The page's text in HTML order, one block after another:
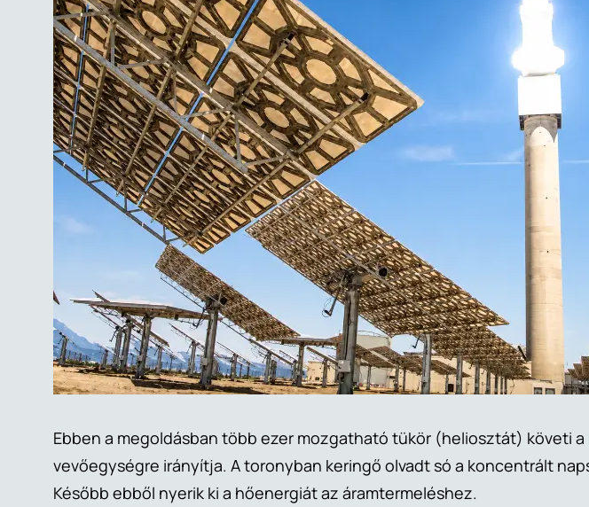
Ebben a megoldásban több ezer mozgatható tükör (heliosztát) követi
vevőegységre irányítja. A toronyban keringő olvadt só a koncentrált
Később ebből nyerik ki a hőenergiát az áramtermeléshez.